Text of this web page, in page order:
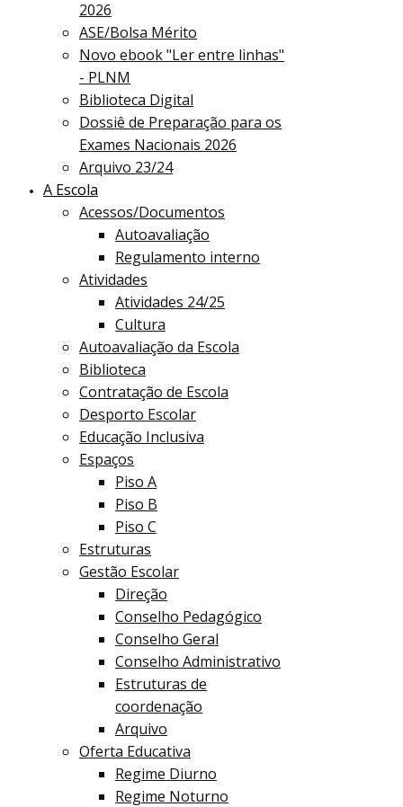
2026
ASE/Bolsa Mérito
Novo ebook "Ler entre linhas"
- PLNM
Biblioteca Digital
Dossiê de Preparação para os
Exames Nacionais 2026
Arquivo 23/24
A Escola
Acessos/Documentos
Autoavaliação
Regulamento interno
Atividades
Atividades 24/25
Cultura
Autoavaliação da Escola
Biblioteca
Contratação de Escola
Desporto Escolar
Educação Inclusiva
Espaços
Piso A
Piso B
Piso C
Estruturas
Gestão Escolar
Direção
Conselho Pedagógico
Conselho Geral
Conselho Administrativo
Estruturas de
coordenação
Arquivo
Oferta Educativa
Regime Diurno
Regime Noturno